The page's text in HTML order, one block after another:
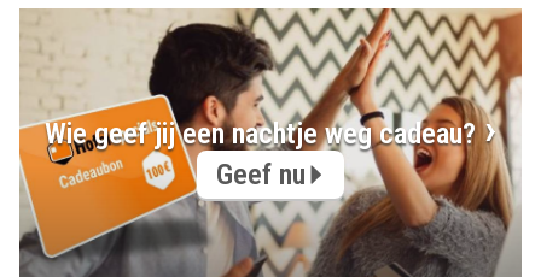
Wie geef jij een nachtje weg cadeau?
Geef nu